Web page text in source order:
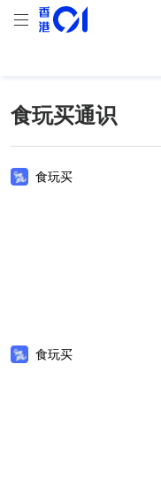
食玩买通识
食玩买
食玩买